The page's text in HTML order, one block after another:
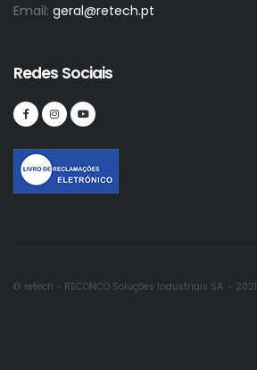
Email: geral@retech.pt
Redes Sociais
© retech - RECONCO Soluções Industriais SA. - 2021